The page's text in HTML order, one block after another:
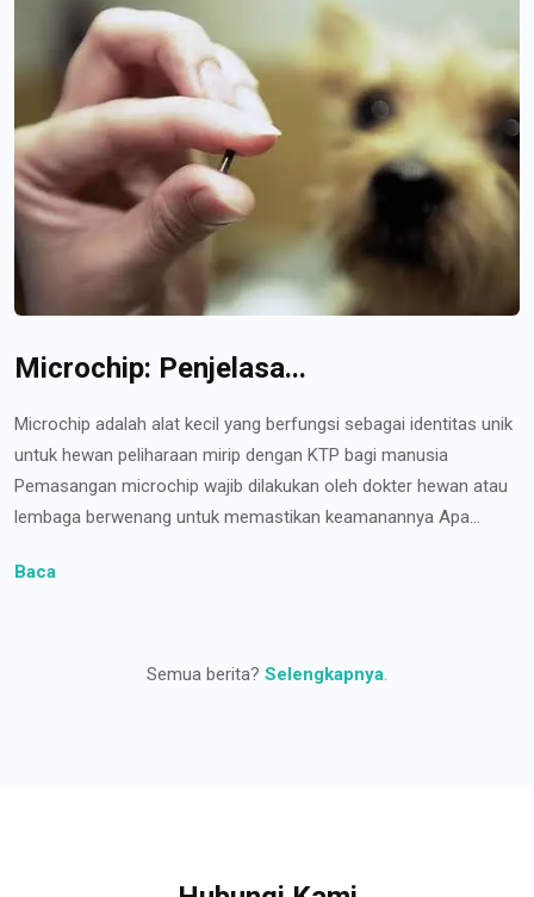
Microchip: Penjelasa...
Microchip adalah alat kecil yang berfungsi sebagai identitas unik
untuk hewan peliharaan mirip dengan KTP bagi manusia
Pemasangan microchip wajib dilakukan oleh dokter hewan atau
lembaga berwenang untuk memastikan keamanannya Apa...
Baca
Semua berita? Selengkapnya.